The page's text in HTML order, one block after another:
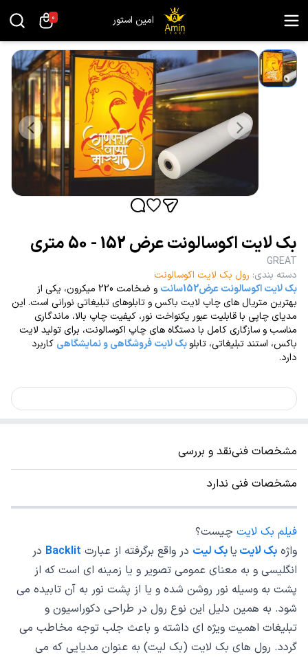
امین استور 0
بک لایت اکوسالونت عرض 152 - 50 متری
GREAT
دسته بندی: رول بک لایت اکوسالونت
بک لایت اکوسالونت عرض152سانت
و ضخامت 220 میکرون، یکی از
بهترین متریال های چاپ لایت باکس و تابلوهای تبلیغاتی نورانی است. این
مدیای چاپی با قابلیت عبور یکنواخت نور، کیفیت چاپ بالا، ماندگاری
مناسب و سازگاری کامل با دستگاه های چاپ اکوسالونت، برای تولید لایت
باکس، استند تبلیغاتی، تابلوبک لایت فروشگاهی و نمایشگاهی کاربرد
دارد.
مشخصات فنینقد و بررسی
مشخصات فنی ندارد
فیلم بک لایت چیست؟
واژه بک لایت یابک لیت در واقع برگرفته از عبارت Backlit در
انگلیسی و به معنای عمومی تصویر و یا زمینه ای است که از
پشت به وسیله نور روشن شده و یا از پشت نور به آن تابیده می
شود. به همین دلیل این نوع رول در طراحی دکوراسیون و
تبلیغات اهمیت ویژه ای داشته و باعث جلب توجه مخاطب می
گردد. رول های بک لایت (بک لیت) به عنوان مدیایی که می